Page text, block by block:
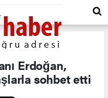
Erdoğan,
sohbet etti